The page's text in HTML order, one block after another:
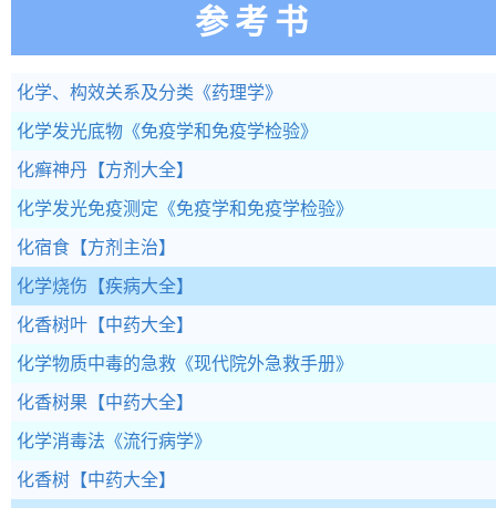
参考书
化学、构效关系及分类 《药理学》
化学发光底物 《免疫学和免疫学检验》
化癣神丹 【方剂大全】
化学发光免疫测定 《免疫学和免疫学检验》
化宿食 【方剂主治】
化学烧伤 【疾病大全】
化香树叶 【中药大全】
化学物质中毒的急救 《现代院外急救手册》
化香树果 【中药大全】
化学消毒法 《流行病学》
化香树 【中药大全】